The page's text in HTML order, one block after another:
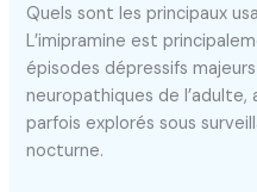
Quels sont les principaux
L’imipramine est
épisodes dépressifs
neuropathiques de l’adulte,
parfois explorés sous
nocturne.